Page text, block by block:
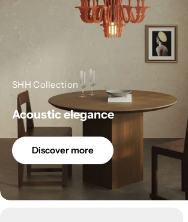
SHH Collection
Acoustic elegance
Discover more